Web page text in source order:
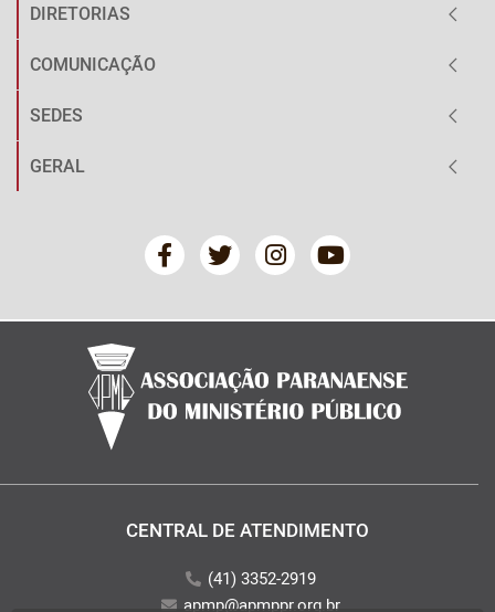
DIRETORIAS
COMUNICAÇÃO
SEDES
GERAL
CENTRAL DE ATENDIMENTO
(41) 3352-2919
apmp@apmppr.org.br